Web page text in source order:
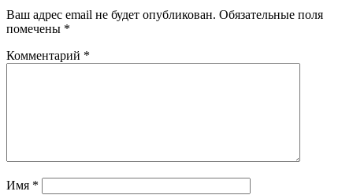
Ваш адрес email не будет опубликован. Обязательные поля
помечены *
Комментарий *
Имя *